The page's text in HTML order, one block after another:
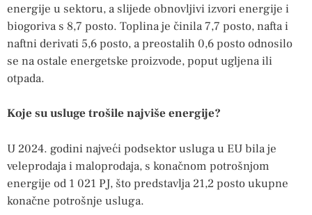
energije u sektoru, a slijede obnovljivi izvori energije i
biogoriva s 8,7 posto. Toplina je činila 7,7 posto, nafta i
naftni derivati ​​5,6 posto, a preostalih 0,6 posto odnosilo
se na ostale energetske proizvode, poput ugljena ili
otpada.
Koje su usluge trošile najviše energije?
U 2024. godini najveći podsektor usluga u EU bila je
veleprodaja i maloprodaja, s konačnom potrošnjom
energije od 1 021 PJ, što predstavlja 21,2 posto ukupne
konačne potrošnje usluga.